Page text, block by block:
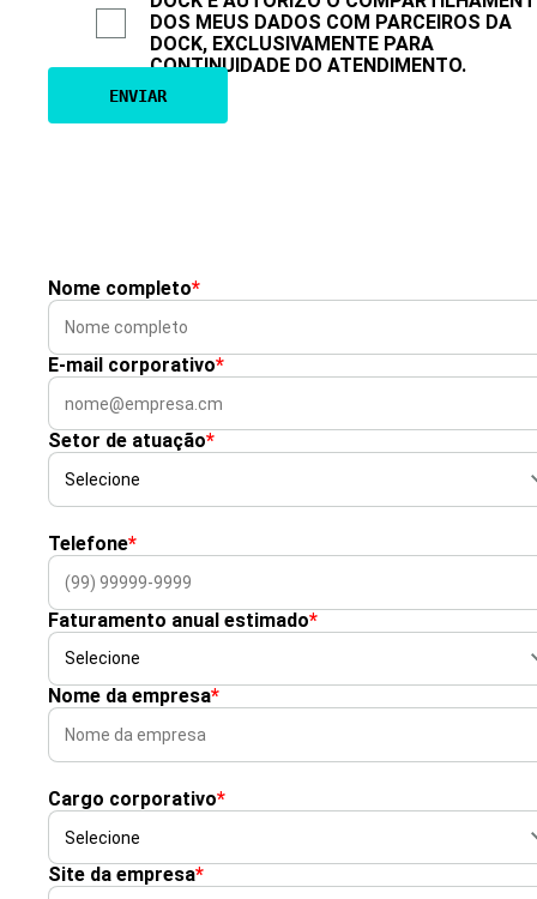
DOS MEUS DADOS COM PARCEIROS DA
DOCK, EXCLUSIVAMENTE PARA
CONTINUIDADE DO ATENDIMENTO.
Nome completo*
E-mail corporativo*
Setor de atuação*
Telefone*
Faturamento anual estimado*
Nome da empresa*
Cargo corporativo*
Site da empresa*